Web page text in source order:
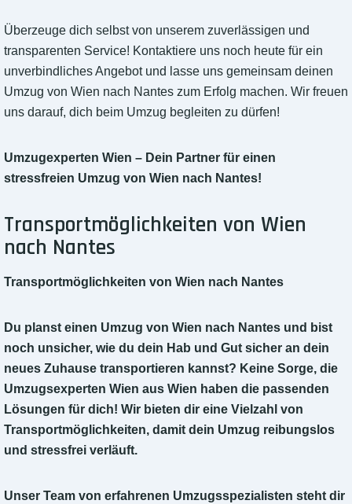
Überzeuge dich selbst von unserem zuverlässigen und
transparenten Service! Kontaktiere uns noch heute für ein
unverbindliches Angebot und lasse uns gemeinsam deinen
Umzug von Wien nach Nantes zum Erfolg machen. Wir freuen
uns darauf, dich beim Umzug begleiten zu dürfen!
Umzugexperten Wien – Dein Partner für einen
stressfreien Umzug von Wien nach Nantes!
Transportmöglichkeiten von Wien
nach Nantes
Transportmöglichkeiten von Wien nach Nantes
Du planst einen Umzug von Wien nach Nantes und bist
noch unsicher, wie du dein Hab und Gut sicher an dein
neues Zuhause transportieren kannst? Keine Sorge, die
Umzugsexperten Wien aus Wien haben die passenden
Lösungen für dich! Wir bieten dir eine Vielzahl von
Transportmöglichkeiten, damit dein Umzug reibungslos
und stressfrei verläuft.
Unser Team von erfahrenen Umzugsspezialisten steht dir